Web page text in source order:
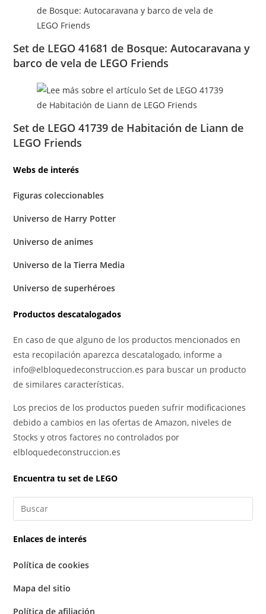
Set de LEGO 41681 de Bosque: Autocaravana y
barco de vela de LEGO Friends
Set de LEGO 41739 de Habitación de Liann de
LEGO Friends
Webs de interés
Figuras coleccionables
Universo de Harry Potter
Universo de animes
Universo de la Tierra Media
Universo de superhéroes
Productos descatalogados
En caso de que alguno de los productos mencionados en
esta recopilación aparezca descatalogado, informe a
info@elbloquedeconstruccion.es para buscar un producto
de similares características.
Los precios de los productos pueden sufrir modificaciones
debido a cambios en las ofertas de Amazon, niveles de
Stocks y otros factores no controlados por
elbloquedeconstruccion.es
Encuentra tu set de LEGO
Enlaces de interés
Política de cookies
Mapa del sitio
Política de afiliación